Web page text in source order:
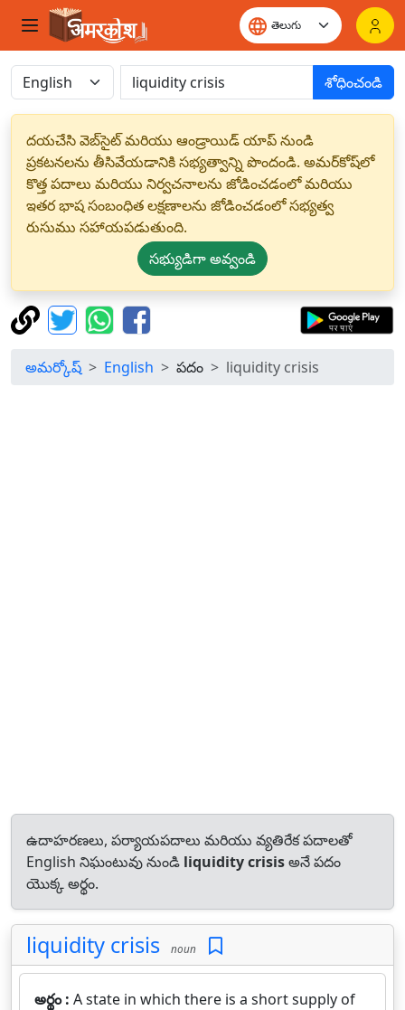
శోధించండి
దయచేసి వెబ్‌సైట్ మరియు ఆండ్రాయిడ్ యాప్ నుండి
ప్రకటనలను తీసివేయడానికి సభ్యత్వాన్ని పొందండి. అమర్‌కోష్‌లో
కొత్త పదాలు మరియు నిర్వచనాలను జోడించడంలో మరియు
ఇతర భాష సంబంధిత లక్షణాలను జోడించడంలో సభ్యత్వ
రుసుము సహాయపడుతుంది.
సభ్యుడిగా అవ్వండి
అమర్కోష్ English పదం liquidity crisis
ఉదాహరణలు, పర్యాయపదాలు మరియు వ్యతిరేక పదాలతో
English నిఘంటువు నుండి liquidity crisisఅనే పదం
యొక్క అర్థం.
liquidity crisis noun
అర్థం : A state in which there is a short supply of